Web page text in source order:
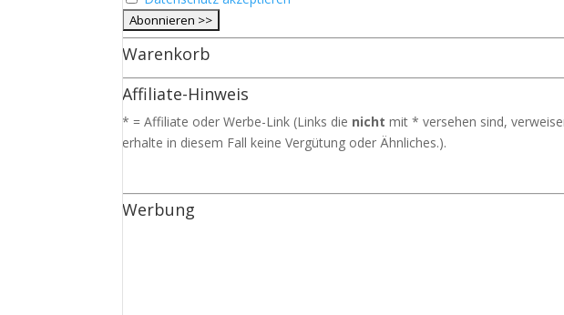
Warenkorb
Affiliate-Hinweis
* = Affiliate oder Werbe-Link (Links die nichtmit * versehen sind,
erhalte in diesem Fall keine Vergütung oder Ähnliches.).
Werbung